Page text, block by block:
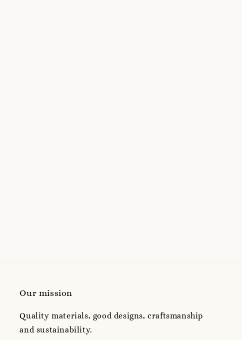
Our mission
Quality materials, good designs, craftsmanship
and sustainability.